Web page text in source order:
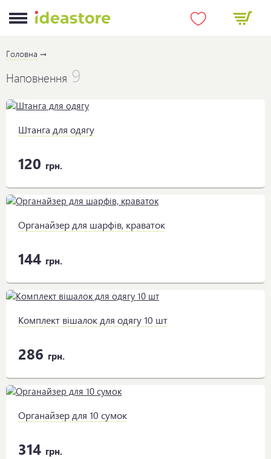
Головна
Наповнення 9
Штанга для одягу
120 грн.
Органайзер для шарфів, краваток
144 грн.
Комплект вішалок для одягу 10 шт
286 грн.
Органайзер для 10 сумок
314 грн.